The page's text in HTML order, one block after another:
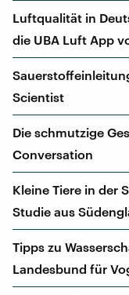
Luftqualität in
die UBA Luft App
Scientist
Die schmutzige
Conversation
Kleine Tiere in der
Studie aus
Tipps zu
Landesbund für